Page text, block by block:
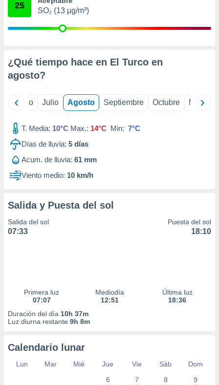
publicidad
1199
25
SO₂ (13 µg/m³)
¿Qué tiempo hace en El Turco en
agosto?
Junio Julio Agosto Septiembre Octubre
T. Media: 10°C Max.: 14°C Min: 7°C
Días de lluvia: 5 días
Acum. de lluvia: 61 mm
Viento medio: 10 km/h
Salida y Puesta del sol
Salida del sol
07:33
Puesta del sol
18:10
Primera luz
07:07
Mediodía
12:51
Última luz
18:36
Duración del día 10h 37m
Luz diurna restante 9h 8m
Calendario lunar
Lun Mar Mié Jue Vie Sáb
Dom
6
7 8 9